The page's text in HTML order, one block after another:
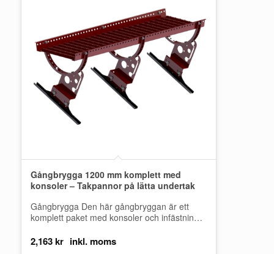
Gångbrygga 1200 mm komplett med
konsoler – Takpannor på lätta undertak
Gångbrygga Den här gångbryggan är ett
komplett paket med konsoler och infästningar
2,163kr